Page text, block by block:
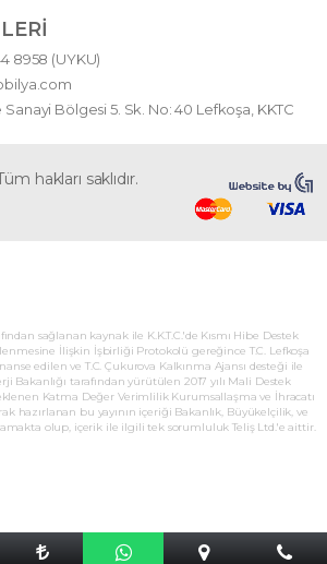
8958 (UYKU)
Bölgesi 5. Sk. No: 40 Lefkoşa, KKTC
hakları saklıdır.
sağlanan kaynak ile K.K.T.C.'de Kısmı Hibe Destek
İlişkin İşbirliği Protokolü gereğince T.C. Lefkoşa
edilen ve T.C. Çukurova Kalkınma Ajansı desteği ile
Bakanlığı tarafından yürütülen 2017 yılı Mali Destek
Katma Değer Verimlilik Kurumsallaşma ve İhracatı
hazırlanan bu yayının içeriği Bakanlık, Büyükelçilik, ve
olup, içerik ile ilgili tek sorumluluk Teliş Ltd.'e aittir.